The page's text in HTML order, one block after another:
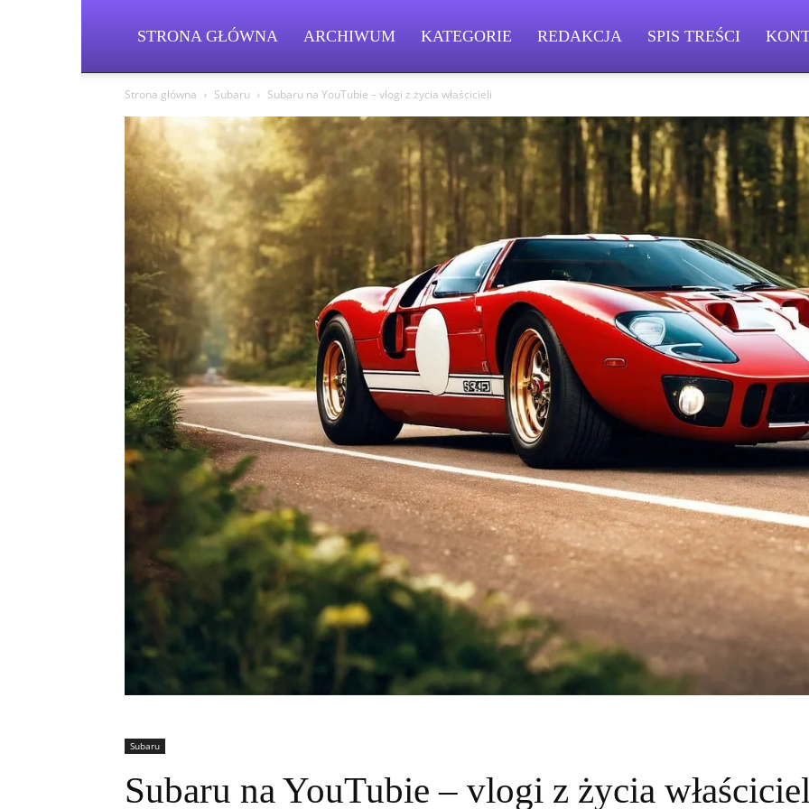
STRONA GŁÓWNA ARCHIWUM KATEGORIE REDAKCJA SPIS TREŚCI
Strona główna Subaru Subaru na YouTubie – vlogi z życia właścicieli
Subaru
Subaru na YouTubie – vlogi z życia